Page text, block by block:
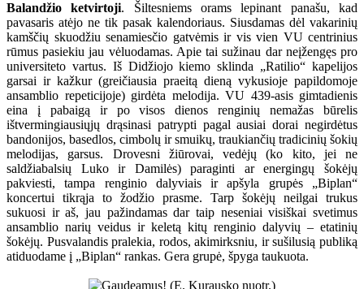
Balandžio ketvirtoji. Šiltesniems orams lepinant panašu, kad
pavasaris atėjo ne tik pasak kalendoriaus. Siusdamas dėl vakarinių
kamščių skuodžiu senamiesčio gatvėmis ir vis vien VU centrinius
rūmus pasiekiu jau vėluodamas. Apie tai sužinau dar neįžengęs pro
universiteto vartus. Iš Didžiojo kiemo sklinda „Ratilio“ kapelijos
garsai ir kažkur (greičiausia praeitą dieną vykusioje papildomoje
ansamblio repeticijoje) girdėta melodija. VU 439-asis gimtadienis
eina į pabaigą ir po visos dienos renginių nemažas būrelis
ištvermingiausiųjų drąsinasi patrypti pagal ausiai dorai negirdėtus
bandonijos, basedlos, cimbolų ir smuikų, traukiančių tradicinių šokių
melodijas, garsus. Drovesni žiūrovai, vedėjų (ko kito, jei ne
saldžiabalsių Luko ir Damilės) paraginti ar energingų šokėjų
pakviesti, tampa renginio dalyviais ir apšyla grupės „Biplan“
koncertui tikrąja to žodžio prasme. Tarp šokėjų neilgai trukus
sukuosi ir aš, jau pažindamas dar taip neseniai visiškai svetimus
ansamblio narių veidus ir keletą kitų renginio dalyvių – etatinių
šokėjų. Pusvalandis pralekia, rodos, akimirksniu, ir sušilusią publiką
atiduodame į „Biplan“ rankas. Gera grupė, špyga taukuota.